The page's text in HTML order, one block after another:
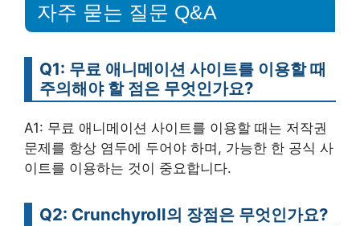
자주 묻는 질문 Q&A
Q1: 무료 애니메이션 사이트를 이용할 때
주의해야 할 점은 무엇인가요?
A1: 무료 애니메이션 사이트를 이용할 때는 저작권
문제를 항상 염두에 두어야 하며, 가능한 한 공식 사
이트를 이용하는 것이 중요합니다.
Q2: Crunchyroll의 장점은 무엇인가요?